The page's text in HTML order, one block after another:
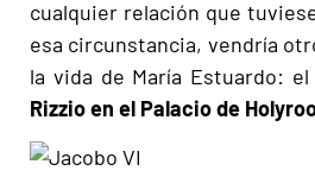
cualquier relación que
esa circunstancia, vendría
la vida de María Estuardo:
Rizzio en el Palacio de